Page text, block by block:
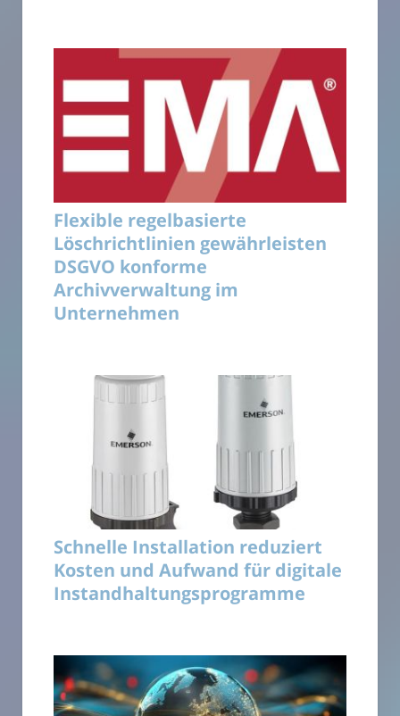
Flexible regelbasierte
Löschrichtlinien gewährleisten
DSGVO konforme
Archivverwaltung im
Unternehmen
Schnelle Installation reduziert
Kosten und Aufwand für digitale
Instandhaltungsprogramme